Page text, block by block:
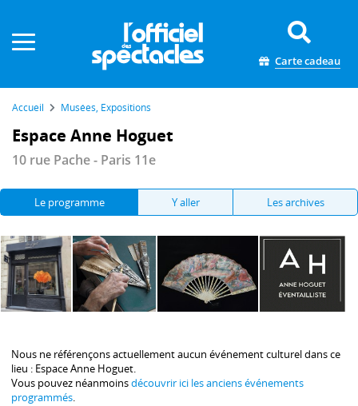
Carte cadeau
Accueil Musées, Expositions
Espace Anne Hoguet
10 rue Pache - Paris 11e
Le programme Y aller Les archives
Nous ne référençons actuellement aucun événement culturel dans ce
lieu : Espace Anne Hoguet.
Vous pouvez néanmoinsdécouvrir ici les anciens événements
programmés.